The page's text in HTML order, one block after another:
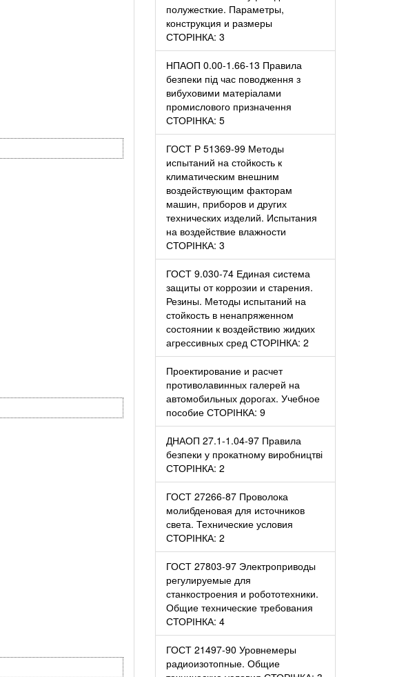
полужесткие. Параметры,
конструкция и размеры
СТОРІНКА: 3
НПАОП 0.00-1.66-13 Правила
безпеки під час поводження з
вибуховими матеріалами
промислового призначення
СТОРІНКА: 5
ГОСТ Р 51369-99 Методы
испытаний на стойкость к
климатическим внешним
воздействующим факторам
машин, приборов и других
технических изделий. Испытания
на воздействие влажности
СТОРІНКА: 3
ГОСТ 9.030-74 Единая система
защиты от коррозии и старения.
Резины. Методы испытаний на
стойкость в ненапряженном
состоянии к воздействию жидких
агрессивных сред СТОРІНКА: 2
Проектирование и расчет
противолавинных галерей на
автомобильных дорогах. Учебное
пособие СТОРІНКА: 9
ДНАОП 27.1-1.04-97 Правила
безпеки у прокатному виробництві
СТОРІНКА: 2
ГОСТ 27266-87 Проволока
молибденовая для источников
света. Технические условия
СТОРІНКА: 2
ГОСТ 27803-97 Электроприводы
регулируемые для
станкостроения и робототехники.
Общие технические требования
СТОРІНКА: 4
ГОСТ 21497-90 Уровнемеры
радиоизотопные. Общие